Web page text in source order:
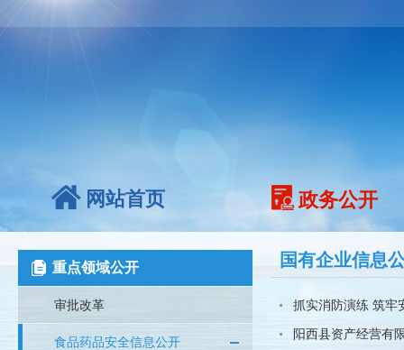
网站首页 政务公开
重点领域公开
审批改革
食品药品安全信息公开
国有企业信息
抓实消防演练 筑
阳西县资产经营有